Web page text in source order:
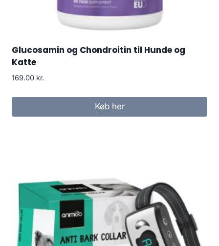
Glucosamin og Chondroitin til Hunde og
Katte
169.00 kr.
Køb her